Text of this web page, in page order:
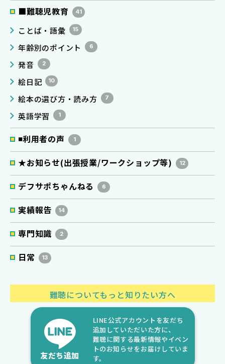
■難聴児教育 41
ことば・語彙 15
年齢別のポイント 6
発音 2
絵日記 10
絵本の選び方・読み方 7
英語学習 1
◾️利用者の声 1
★お知らせ(出張授業/ワークショップ等) 12
デフサポちゃんねる 6
実績報告 14
専門知識 2
日常 13
難聴についてもっと知りたい方へ
LINE公式アカウントを友だち
追加していただいた方に、
難聴に関する最新情報やイベン
トのお知らせをお届けしていま
す。
友だち追加